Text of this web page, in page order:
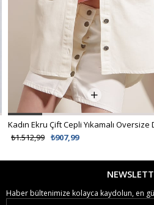
₺907,99
₺1.512,99
Haber bültenimize kolayca kaydolun, en